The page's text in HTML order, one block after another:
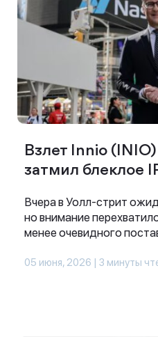
Взлет Innio
затмил блеклое
Вчера в Уолл-стрит
но внимание
менее очевидного
05 июня, 2026 | 3 минуты